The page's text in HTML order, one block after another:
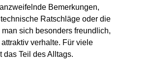
Bemerkungen,
Ratschläge oder die
man sich besonders freundlich,
verhalte. Für viele
das Teil des Alltags.